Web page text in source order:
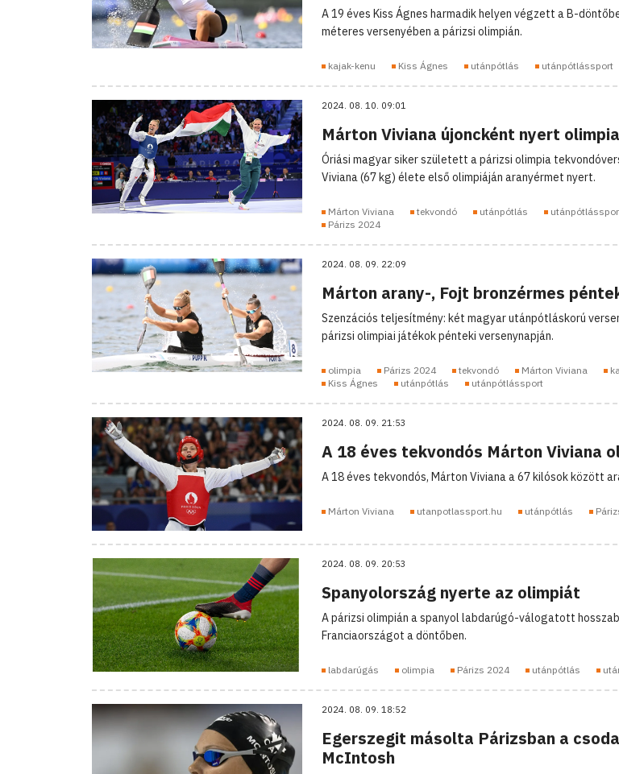
A 19 éves Kiss Ágnes harmadik helyen végzett a B-
méteres versenyében a párizsi olimpián.
kajak-kenu Kiss Ágnes utánpótlás utánpótlássport
2024. 08. 10. 09:01
Márton Viviana újoncként nyert
Óriási magyar siker született a párizsi olimpia
Viviana (67 kg) élete első olimpiáján aranyérmet nyert.
Márton Viviana tekvondó utánpótlás
Párizs 2024
2024. 08. 09. 22:09
Márton arany-, Fojt bronzérmes
Szenzációs teljesítmény: két magyar utánpótláskorú
párizsi olimpiai játékok pénteki versenynapján.
olimpia Párizs 2024 tekvondó Márton Viviana
Kiss Ágnes
utánpótlás utánpótlássport
2024. 08. 09. 21:53
A 18 éves tekvondós Márton Viviana
A 18 éves tekvondós, Márton Viviana a 67 kilósok között
Márton Viviana utanpotlassport.hu utánpótlás
2024. 08. 09. 20:53
Spanyolország nyerte az olimpiát
A párizsi olimpián a spanyol labdarúgó-válogatott
Franciaországot a döntőben.
labdarúgás olimpia Párizs 2024 utánpótlás
2024. 08. 09. 18:52
Egerszegit másolta Párizsban a
McIntosh